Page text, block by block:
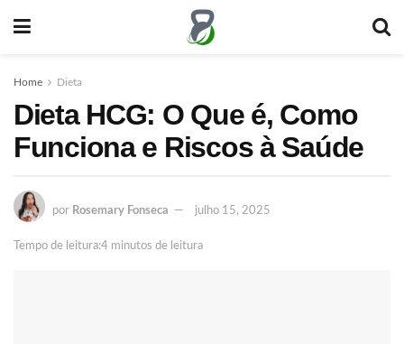
Home Dieta
Dieta HCG: O Que é, Como
Funciona e Riscos à Saúde
por Rosemary Fonseca julho 15, 2025
Tempo de leitura:4 minutos de leitura